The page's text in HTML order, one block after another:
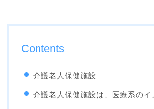
Contents
介護老人保健施設
介護老人保健施設は、医療系のイ